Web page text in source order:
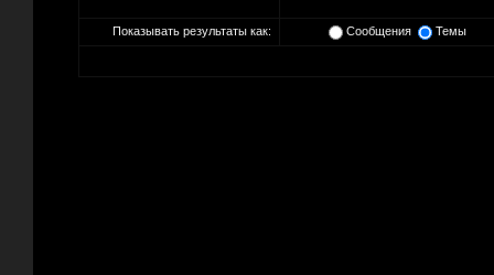
Показывать результаты как: Сообщения Темы